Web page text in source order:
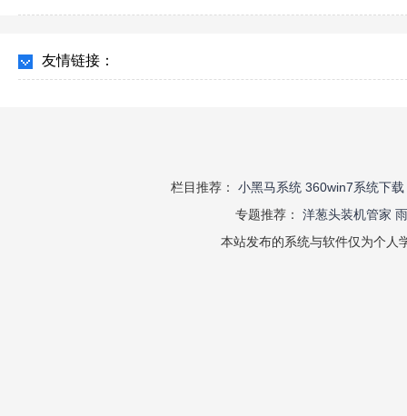
友情链接：
栏目推荐： 小黑马系统 360win7系统下载
专题推荐： 洋葱头装机管家
本站发布的系统与软件仅为个人